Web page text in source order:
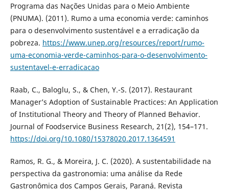
Programa das Nações Unidas para o Meio Ambiente
(PNUMA). (2011). Rumo a uma economia verde: caminhos
para o desenvolvimento sustentável e a erradicação da
pobreza. https://www.unep.org/resources/report/rumo-
uma-economia-verde-caminhos-para-o-desenvolvimento-
sustentavel-e-erradicacao
Raab, C., Baloglu, S., & Chen, Y.-S. (2017). Restaurant
Manager’s Adoption of Sustainable Practices: An Application
of Institutional Theory and Theory of Planned Behavior.
Journal of Foodservice Business Research, 21(2), 154–171.
https://doi.org/10.1080/15378020.2017.1364591
Ramos, R. G., & Moreira, J. C. (2020). A sustentabilidade na
perspectiva da gastronomia: uma análise da Rede
Gastronômica dos Campos Gerais, Paraná. Revista